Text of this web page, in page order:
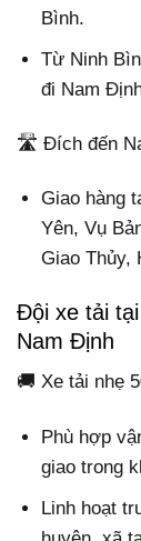
Bình.
Từ Ninh
đi Nam
🛣️ Đích đến
Giao hàng
Yên, Vụ
Giao Thủy,
Đội xe tải
Nam Định
🚚 Xe tải nhẹ
Phù hợp
giao trong
Linh hoạt